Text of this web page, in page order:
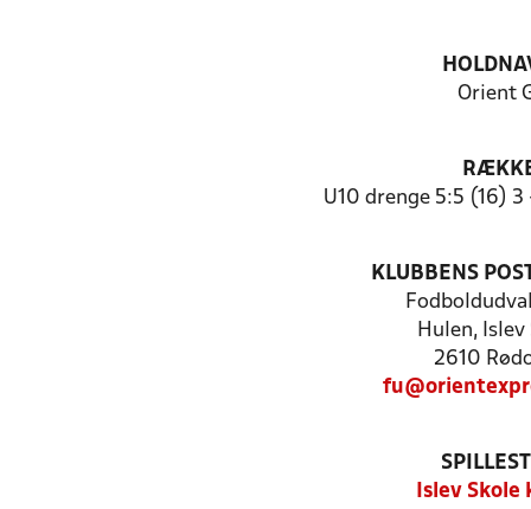
Orient
U10 drenge 5:5 (16)
KLUBBENS
Hulen, Islev
2610
Islev Skole